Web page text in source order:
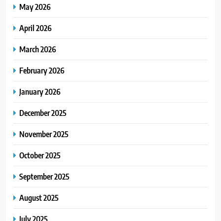
May 2026
April 2026
March 2026
February 2026
January 2026
December 2025
November 2025
October 2025
September 2025
August 2025
July 2025